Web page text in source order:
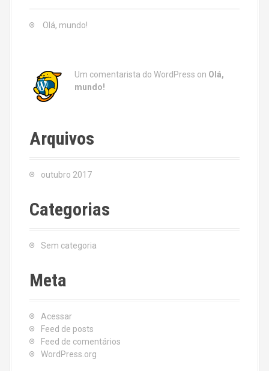
Olá, mundo!
Um comentarista do WordPress on Olá,
mundo!
Arquivos
outubro 2017
Categorias
Sem categoria
Meta
Acessar
Feed de posts
Feed de comentários
WordPress.org